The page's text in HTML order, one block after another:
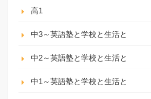
高1
中3～英語塾と学校と生活と
中2～英語塾と学校と生活と
中1～英語塾と学校と生活と